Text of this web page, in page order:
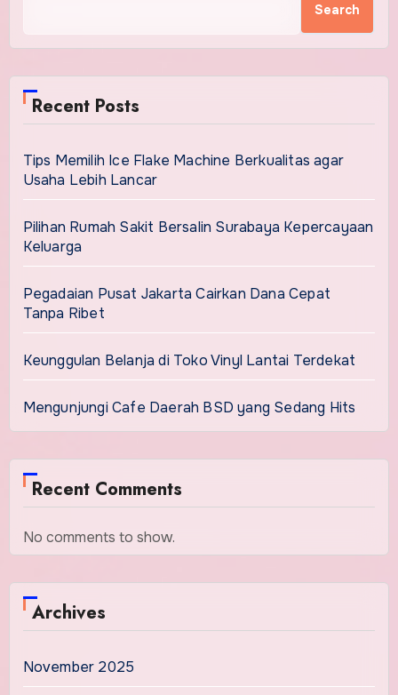
Search
Recent Posts
Tips Memilih Ice Flake Machine Berkualitas agar
Usaha Lebih Lancar
Pilihan Rumah Sakit Bersalin Surabaya Kepercayaan
Keluarga
Pegadaian Pusat Jakarta Cairkan Dana Cepat
Tanpa Ribet
Keunggulan Belanja di Toko Vinyl Lantai Terdekat
Mengunjungi Cafe Daerah BSD yang Sedang Hits
Recent Comments
No comments to show.
Archives
November 2025